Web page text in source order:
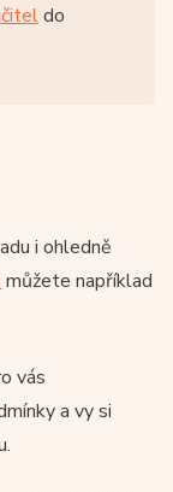
do
i ohledně
můžete například
vás
a vy si